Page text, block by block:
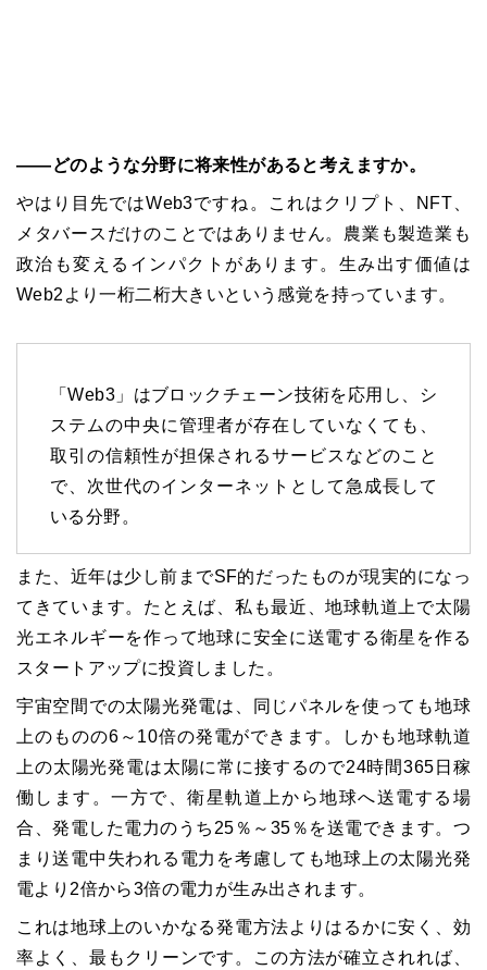
――どのような分野に将来性があると考えますか。
やはり目先ではWeb3ですね。これはクリプト、NFT、
メタバースだけのことではありません。農業も製造業も
政治も変えるインパクトがあります。生み出す価値は
Web2より一桁二桁大きいという感覚を持っています。
「Web3」はブロックチェーン技術を応用し、シ
ステムの中央に管理者が存在していなくても、
取引の信頼性が担保されるサービスなどのこと
で、次世代のインターネットとして急成長して
いる分野。
また、近年は少し前までSF的だったものが現実的になっ
てきています。たとえば、私も最近、地球軌道上で太陽
光エネルギーを作って地球に安全に送電する衛星を作る
スタートアップに投資しました。
宇宙空間での太陽光発電は、同じパネルを使っても地球
上のものの6～10倍の発電ができます。しかも地球軌道
上の太陽光発電は太陽に常に接するので24時間365日稼
働します。一方で、衛星軌道上から地球へ送電する場
合、発電した電力のうち25％～35％を送電できます。つ
まり送電中失われる電力を考慮しても地球上の太陽光発
電より2倍から3倍の電力が生み出されます。
これは地球上のいかなる発電方法よりはるかに安く、効
率よく、最もクリーンです。この方法が確立されれば、